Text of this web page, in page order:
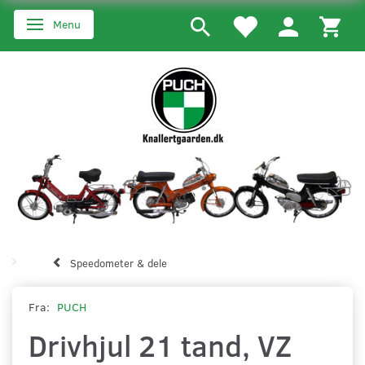
Skifte navigation
Menu
Speedometer & dele
Fra: PUCH
Drivhjul 21 tand, VZ